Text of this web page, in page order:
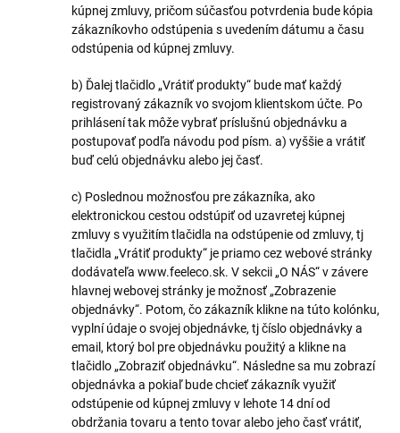
kúpnej zmluvy, pričom súčasťou potvrdenia bude kópia
zákazníkovho odstúpenia s uvedením dátumu a času
odstúpenia od kúpnej zmluvy.
b) Ďalej tlačidlo „Vrátiť produkty“ bude mať každý
registrovaný zákazník vo svojom klientskom účte. Po
prihlásení tak môže vybrať príslušnú objednávku a
postupovať podľa návodu pod písm. a) vyššie a vrátiť
buď celú objednávku alebo jej časť.
c) Poslednou možnosťou pre zákazníka, ako
elektronickou cestou odstúpiť od uzavretej kúpnej
zmluvy s využitím tlačidla na odstúpenie od zmluvy, tj
tlačidla „Vrátiť produkty“ je priamo cez webové stránky
dodávateľa www.feeleco.sk. V sekcii „O NÁS“ v závere
hlavnej webovej stránky je možnosť „Zobrazenie
objednávky“. Potom, čo zákazník klikne na túto kolónku,
vyplní údaje o svojej objednávke, tj číslo objednávky a
email, ktorý bol pre objednávku použitý a klikne na
tlačidlo „Zobraziť objednávku“. Následne sa mu zobrazí
objednávka a pokiaľ bude chcieť zákazník využiť
odstúpenie od kúpnej zmluvy v lehote 14 dní od
obdržania tovaru a tento tovar alebo jeho časť vrátiť,